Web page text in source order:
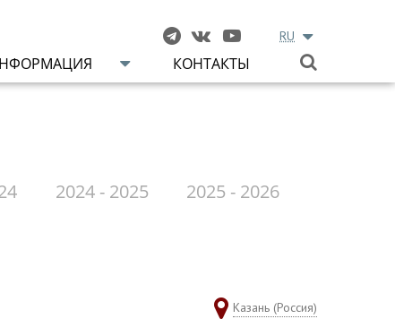
RU
КОНТАКТЫ
2024 - 2025 2025 - 2026
Казань (Россия)